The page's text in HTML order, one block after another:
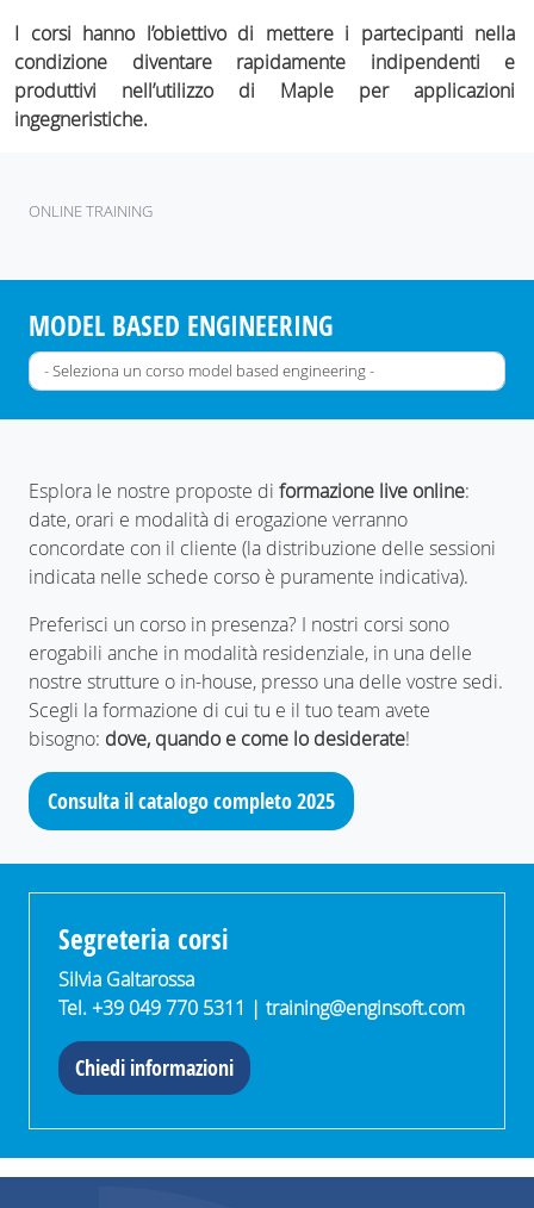
I corsi hanno l’obiettivo di mettere i partecipanti nella
condizione diventare rapidamente indipendenti e
produttivi nell’utilizzo di Maple per applicazioni
ingegneristiche.
ONLINE TRAINING
MODEL BASED ENGINEERING
Esplora le nostre proposte di formazione live online:
date, orari e modalità di erogazione verranno
concordate con il cliente (la distribuzione delle sessioni
indicata nelle schede corso è puramente indicativa).
Preferisci un corso in presenza? I nostri corsi sono
erogabili anche in modalità residenziale, in una delle
nostre strutture o in-house, presso una delle vostre sedi.
Scegli la formazione di cui tu e il tuo team avete
bisogno: dove, quando e come lo desiderate!
Consulta il catalogo completo 2025
Segreteria corsi
Silvia Galtarossa
Tel. +39 049 770 5311 | training@enginsoft.com
Chiedi informazioni